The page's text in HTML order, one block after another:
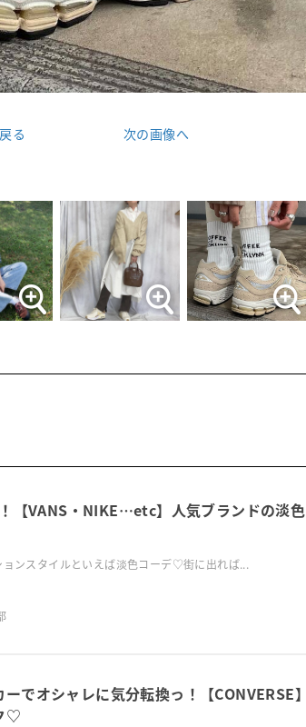
る 次の画像へ
【VANS・NIKE…etc】人気ブランドの淡色
ンスタイルといえば淡色コーデ♡街に出れば...
でオシャレに気分転換っ！【CONVERSE】
♡